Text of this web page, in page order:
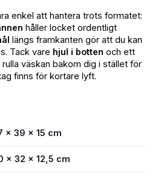
enkel att hantera trots formatet:
håller locket ordentligt
längs framkanten gör att du kan
Tack vare hjul i botten och ett
väskan bakom dig i stället för
finns för kortare lyft.
× 39 × 15 cm
× 32 × 12,5 cm